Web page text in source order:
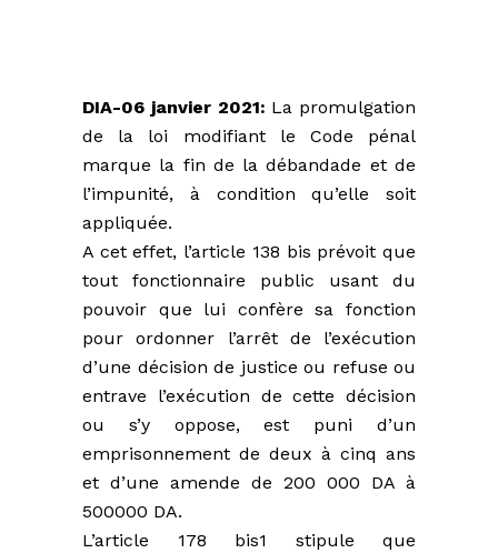
DIA-06 janvier 2021: La promulgation
de la loi modifiant le Code pénal
marque la fin de la débandade et de
l’impunité, à condition qu’elle soit
appliquée.
A cet effet, l’article 138 bis prévoit que
tout fonctionnaire public usant du
pouvoir que lui confère sa fonction
pour ordonner l’arrêt de l’exécution
d’une décision de justice ou refuse ou
entrave l’exécution de cette décision
ou s’y oppose, est puni d’un
emprisonnement de deux à cinq ans
et d’une amende de 200 000 DA à
500000 DA.
L’article 178 bis1 stipule que